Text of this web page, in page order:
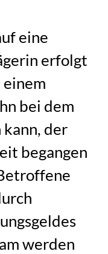
eine
erfolgt
einem
bei dem
der
begangen
werden